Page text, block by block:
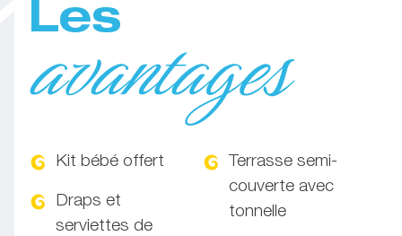
Les
avantages
Kit bébé offert
Draps et
serviettes de
Terrasse semi-
couverte avec
tonnelle